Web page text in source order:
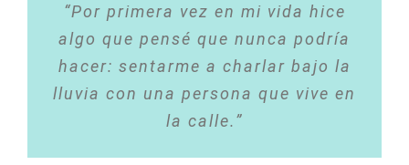
“Por primera vez en mi vida hice
algo que pensé que nunca podría
hacer: sentarme a charlar bajo la
lluvia con una persona que vive en
la calle.”